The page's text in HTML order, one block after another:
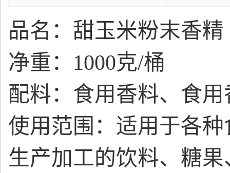
品名：甜玉米粉末香精
净重：1000克/桶
配料：食用香料、食
使用范围：适用于各
生产加工的饮料、糖